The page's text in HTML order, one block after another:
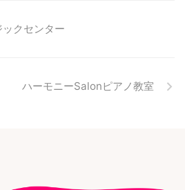
クセンター
ハーモニーSalonピアノ教室